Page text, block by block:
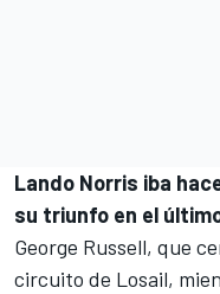
Lando Norris iba
su triunfo en el
George Russell, que
circuito de Losail,